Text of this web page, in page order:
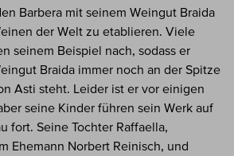
Barbera mit seinem Weingut Braida
der Welt zu etablieren. Viele
seinem Beispiel nach, sodass er
Braida immer noch an der Spitze
Asti steht. Leider ist er vor einigen
seine Kinder führen sein Werk auf
fort. Seine Tochter Raffaella,
Ehemann Norbert Reinisch, und